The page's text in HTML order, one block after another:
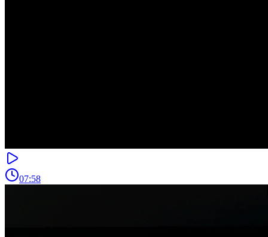
07:58